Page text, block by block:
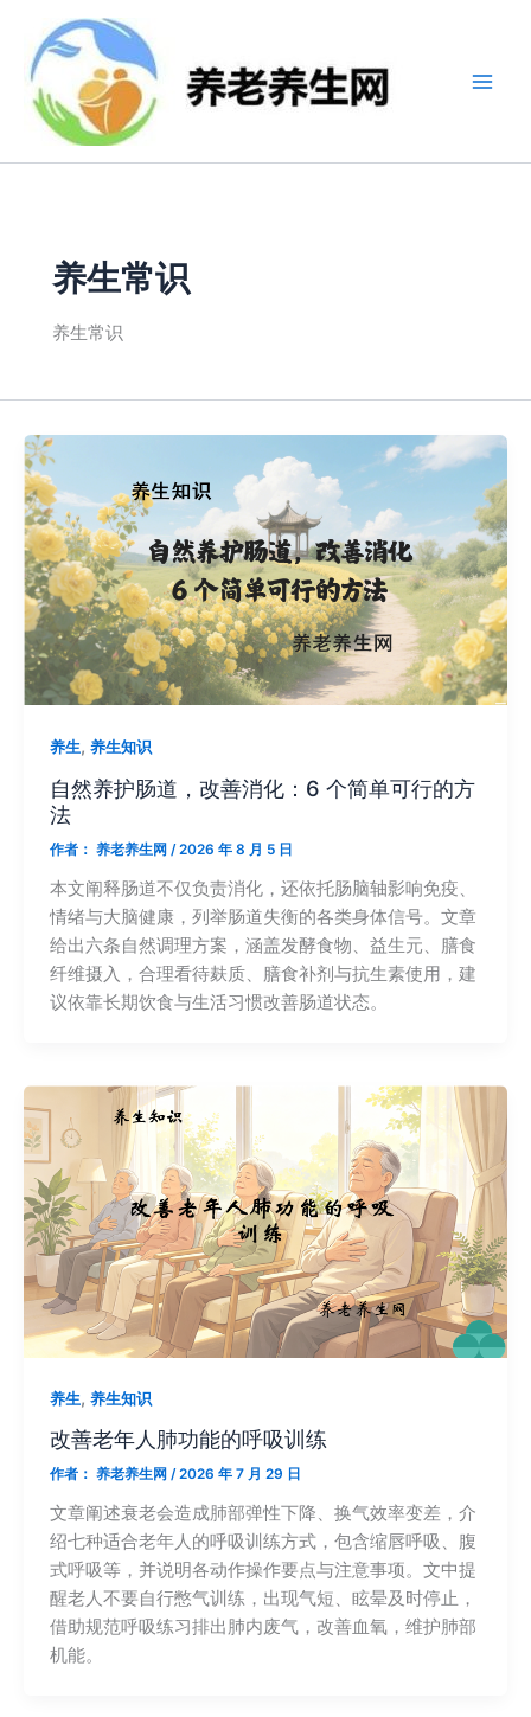
养生常识
养生常识
养生, 养生知识
自然养护肠道，改善消化：6 个简单可行的方
法
作者： 养老养生网 /2026 年 8 月 5 日
本文阐释肠道不仅负责消化，还依托肠脑轴影响免疫、
情绪与大脑健康，列举肠道失衡的各类身体信号。文章
给出六条自然调理方案，涵盖发酵食物、益生元、膳食
纤维摄入，合理看待麸质、膳食补剂与抗生素使用，建
议依靠长期饮食与生活习惯改善肠道状态。
养生, 养生知识
改善老年人肺功能的呼吸训练
作者： 养老养生网 /2026 年 7 月 29 日
文章阐述衰老会造成肺部弹性下降、换气效率变差，介
绍七种适合老年人的呼吸训练方式，包含缩唇呼吸、腹
式呼吸等，并说明各动作操作要点与注意事项。文中提
醒老人不要自行憋气训练，出现气短、眩晕及时停止，
借助规范呼吸练习排出肺内废气，改善血氧，维护肺部
机能。